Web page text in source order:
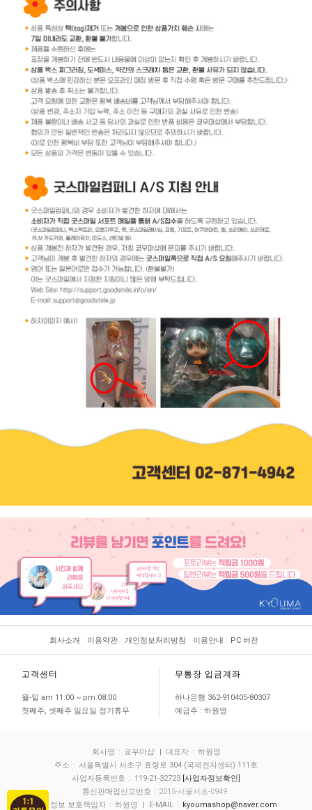
회사소개 이용약관 개인정보처리방침 이용안내 PC 버전
고객센터
월-일 am 11:00 ~ pm 08:00
첫째주, 셋째주 일요일 정기휴무
무통장 입금계좌
하나은행 362-910405-80307
예금주 : 하원영
회사명 : 쿄우마샵 | 대표자 : 하원영
주소 : 서울특별시 서초구 효령로 304 (국제전자센터) 111호
사업자등록번호 : 119-21-32723 [사업자정보확인]
통신판매업신고번호 : 2015-서울서초-0949
개인정보 보호책임자 : 하원영 | E-MAIL : kyoumashop@naver.com